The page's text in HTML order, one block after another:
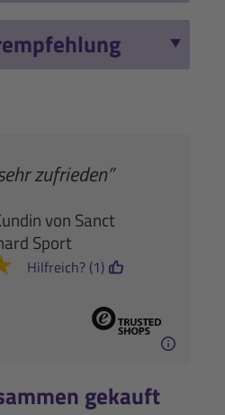
zufrieden”
von Sanct
Sport
Hilfreich? (1)
gekauft